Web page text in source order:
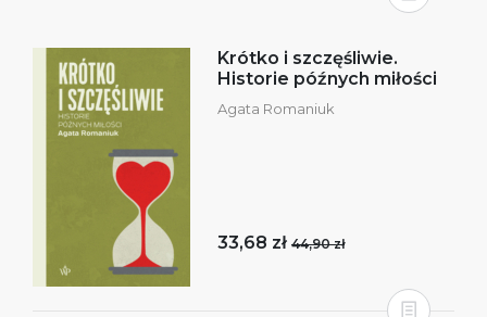
Krótko i szczęśliwie.
Historie późnych miłości
Agata Romaniuk
33,68 zł 44,90 zł